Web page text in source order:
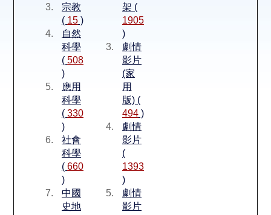
空間借用
熱門借閱
個人借閱
宗教
( 15)
自然
科學
( 508
)
應用
科學
( 330
)
社會
科學
( 660
)
中國
史地
架 (
1905
)
劇情
影片
(家
用
版) (
494)
劇情
影片
(
1393
)
劇情
影片